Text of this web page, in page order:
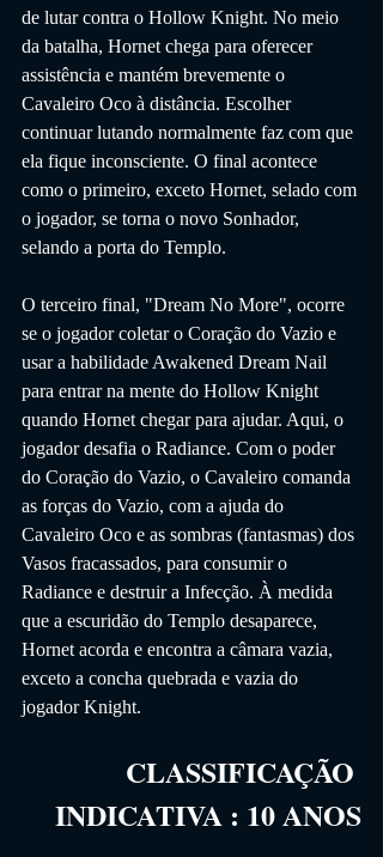
de lutar contra o Hollow Knight. No meio
da batalha, Hornet chega para oferecer
assistência e mantém brevemente o
Cavaleiro Oco à distância. Escolher
continuar lutando normalmente faz com que
ela fique inconsciente. O final acontece
como o primeiro, exceto Hornet, selado com
o jogador, se torna o novo Sonhador,
selando a porta do Templo.
O terceiro final, "Dream No More", ocorre
se o jogador coletar o Coração do Vazio e
usar a habilidade Awakened Dream Nail
para entrar na mente do Hollow Knight
quando Hornet chegar para ajudar. Aqui, o
jogador desafia o Radiance. Com o poder
do Coração do Vazio, o Cavaleiro comanda
as forças do Vazio, com a ajuda do
Cavaleiro Oco e as sombras (fantasmas) dos
Vasos fracassados, para consumir o
Radiance e destruir a Infecção. À medida
que a escuridão do Templo desaparece,
Hornet acorda e encontra a câmara vazia,
exceto a concha quebrada e vazia do
jogador Knight.
CLASSIFICAÇÃO
INDICATIVA : 10 ANOS